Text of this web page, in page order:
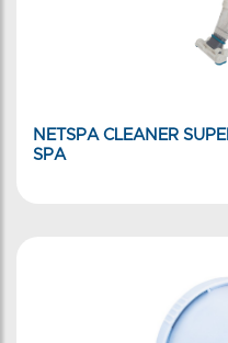
NETSPA CLEANER
SPA